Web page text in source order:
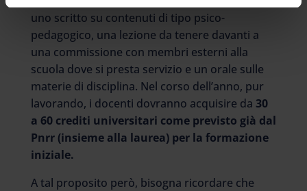
uno scritto su contenuti di tipo psico-
pedagogico, una lezione da tenere davanti a
una commissione con membri esterni alla
scuola dove si presta servizio e un orale sulle
materie di disciplina. Nel corso dell’anno, pur
lavorando, i docenti dovranno acquisire da 30
a 60 crediti universitari come previsto già dal
Pnrr (insieme alla laurea) per la formazione
iniziale.
A tal proposito però, bisogna ricordare che